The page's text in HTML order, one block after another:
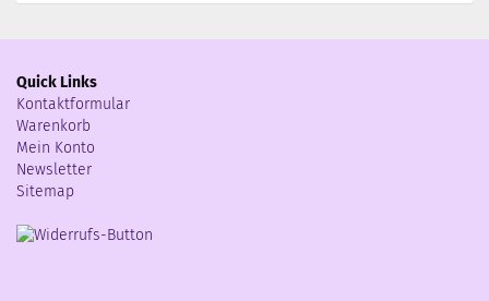
Quick Links
Kontaktformular
Warenkorb
Mein Konto
Newsletter
Sitemap